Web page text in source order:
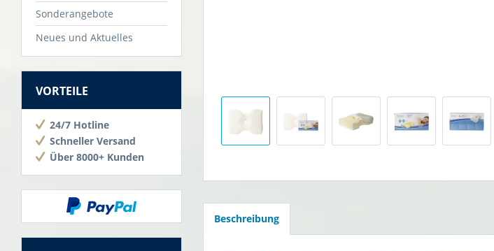
Sonderangebote
Neues und Aktuelles
VORTEILE
24/7 Hotline
Schneller Versand
Über 8000+ Kunden
Beschreibung